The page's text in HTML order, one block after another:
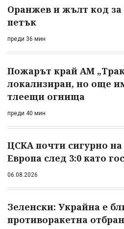
Оранжев и жълт код
петък
преди 36 мин
Пожарът край АМ
локализиран, но още
тлеещи огнища
преди 40 мин
ЦСКА почти сигурно
Европа след 3:0 като
06.08.2026
Зеленски: Украйна е
противоракетна